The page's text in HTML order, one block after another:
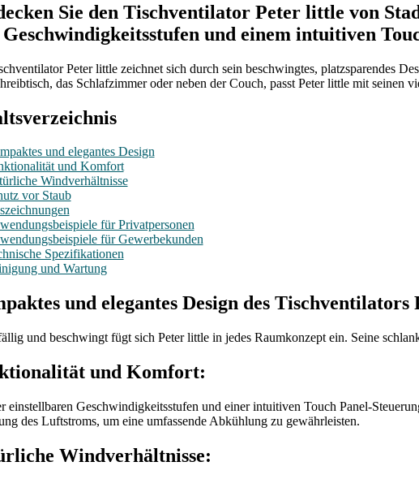
Sie den Tischventilator Peter little von
und einem intuitiven
Peter little zeichnet sich durch sein beschwingtes, platzsparendes
das Schlafzimmer oder neben der Couch, passt Peter little mit
und elegantes Design
und Komfort
Windverhältnisse
vor Staub
für Privatpersonen
für Gewerbekunden
Spezifikationen
und Wartung
und elegantes Design des
und beschwingt fügt sich Peter little in jedes Raumkonzept ein. Seine
und Komfort:
einstellbaren Geschwindigkeitsstufen und einer intuitiven Touch Panel-
des Luftstroms, um eine umfassende Abkühlung zu gewährleisten.
Windverhältnisse: